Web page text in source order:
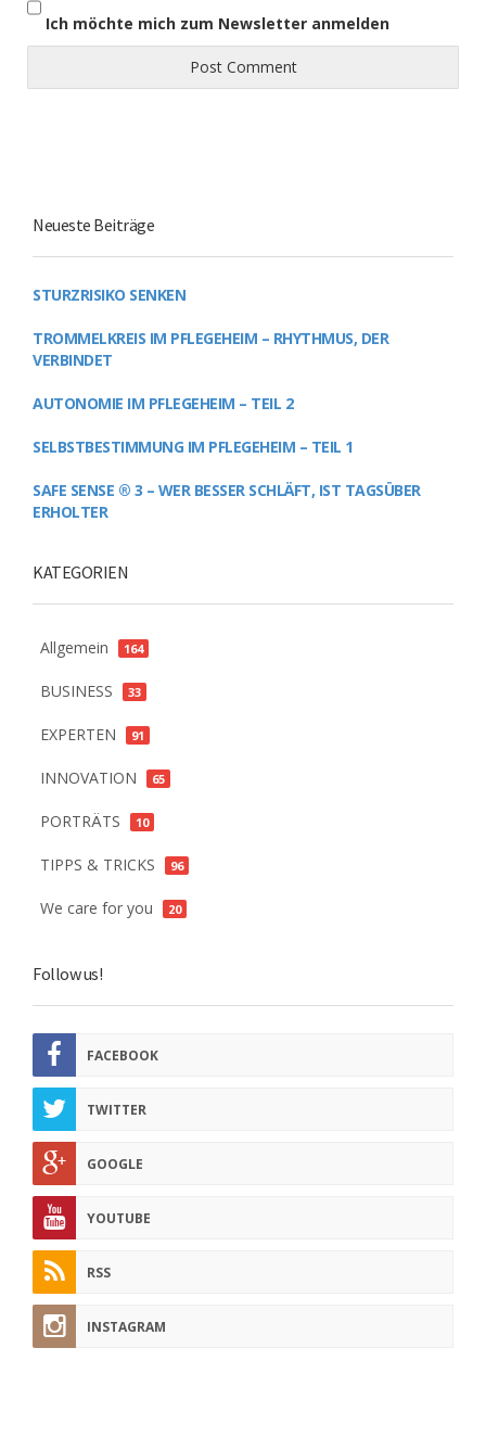
Ich möchte mich zum Newsletter anmelden
Neueste Beiträge
STURZRISIKO SENKEN
TROMMELKREIS IM PFLEGEHEIM – RHYTHMUS, DER
VERBINDET
AUTONOMIE IM PFLEGEHEIM – TEIL 2
SELBSTBESTIMMUNG IM PFLEGEHEIM – TEIL 1
SAFE SENSE ® 3 – WER BESSER SCHLÄFT, IST TAGSÜBER
ERHOLTER
KATEGORIEN
Allgemein 164
BUSINESS 33
EXPERTEN 91
INNOVATION 65
PORTRÄTS 10
TIPPS & TRICKS 96
We care for you 20
Follow us!
FACEBOOK
TWITTER
GOOGLE
YOUTUBE
RSS
INSTAGRAM